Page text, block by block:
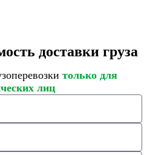
доставки груза
только для
лиц